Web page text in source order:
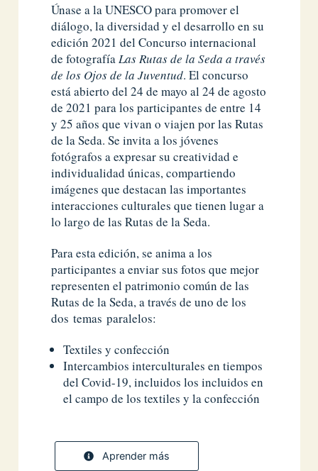
Únase a la UNESCO para promover el
diálogo, la diversidad y el desarrollo en su
edición 2021 del Concurso internacional
de fotografíaLas Rutas de la Seda a través
de los Ojos de la Juventud. El concurso
está abierto del 24 de mayo al 24 de agosto
de 2021 para los participantes de entre 14
y 25 años que vivan o viajen por las Rutas
de la Seda. Se invita a los jóvenes
fotógrafos a expresar su creatividad e
individualidad únicas, compartiendo
imágenes que destacan las importantes
interacciones culturales que tienen lugar a
lo largo de las Rutas de la Seda.
Para esta edición, se anima a los
participantes a enviar sus fotos que mejor
representen el patrimonio común de las
Rutas de la Seda, a través de uno de los
dos temas paralelos:
Textiles y confección
Intercambios interculturales en tiempos
del Covid-19, incluidos los incluidos en
el campo de los textiles y la confección
Aprender más